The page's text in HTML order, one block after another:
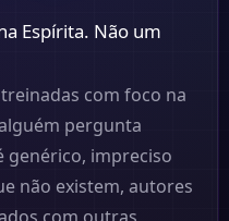
Espírita. Não um
com foco na
pergunta
genérico, impreciso
não existem, autores